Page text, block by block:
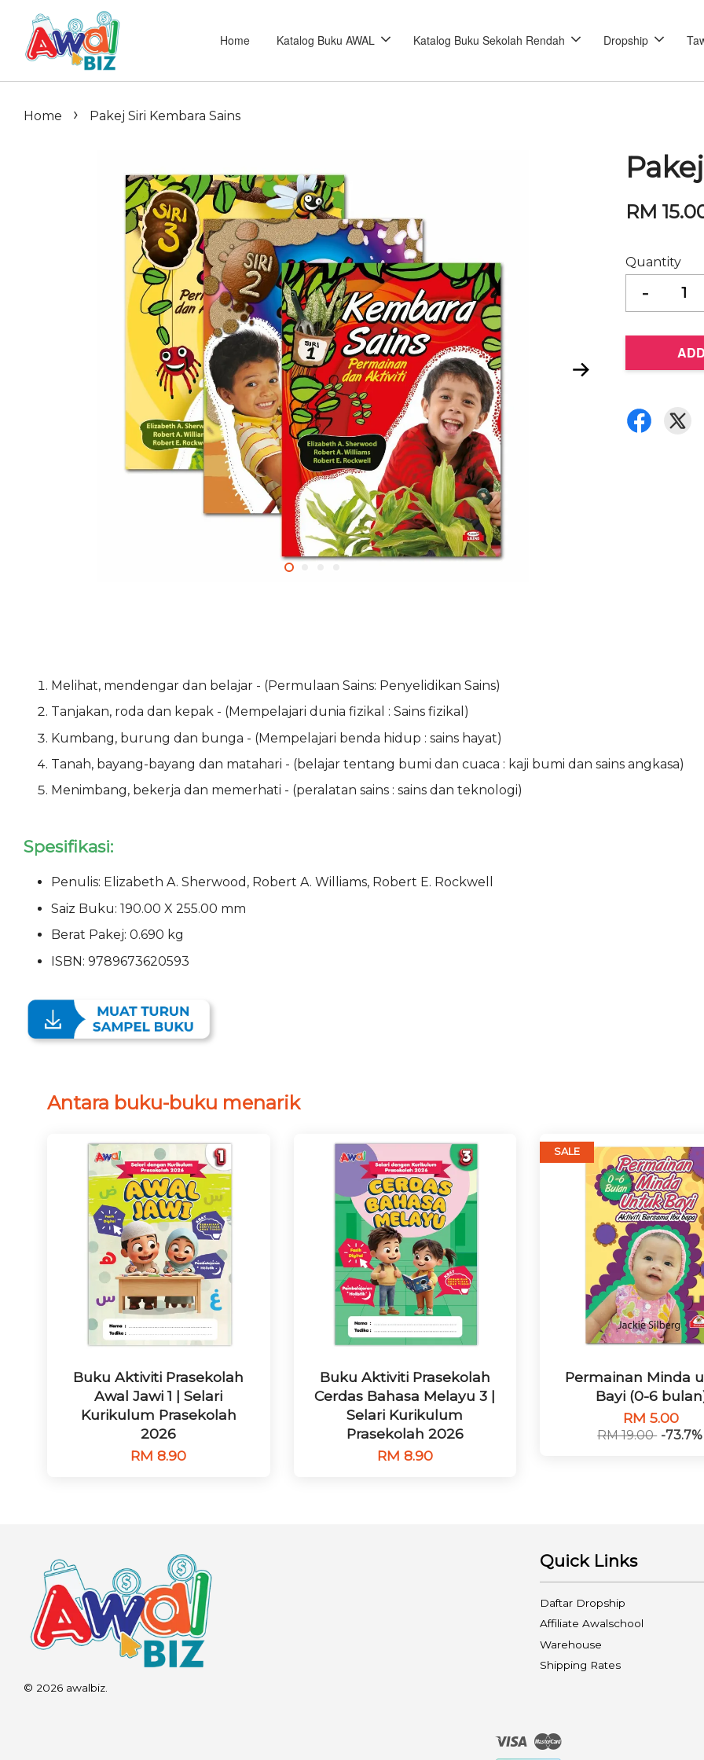
Home Katalog Buku AWAL Katalog Buku Sekolah Rendah Dropship
Home › Pakej Siri Kembara Sains
RM
Quantity
-
Melihat, mendengar dan belajar - (Permulaan Sains: Penyelidikan Sains)
Tanjakan, roda dan kepak - (Mempelajari dunia fizikal : Sains fizikal)
Kumbang, burung dan bunga - (Mempelajari benda hidup : sains hayat)
Tanah, bayang-bayang dan matahari - (belajar tentang bumi dan cuaca : kaji bumi dan sains angkasa)
Menimbang, bekerja dan memerhati - (peralatan sains : sains dan teknologi)
Spesifikasi:
Penulis: Elizabeth A. Sherwood, Robert A. Williams, Robert E. Rockwell
Saiz Buku: 190.00 X 255.00 mm
Berat Pakej: 0.690 kg
ISBN: 9789673620593
Antara buku-buku menarik
Buku Aktiviti Prasekolah
Awal Jawi 1 | Selari
Kurikulum Prasekolah
2026
RM 8.90
Buku Aktiviti Prasekolah
Cerdas Bahasa Melayu 3 |
Selari Kurikulum
Prasekolah 2026
RM 8.90
SALE
Permainan Minda
Bayi (0-6
RM 5.00
RM 19.00 -73.7%
© 2026 awalbiz.
Quick Links
Daftar Dropship
Affiliate Awalschool
Warehouse
Shipping Rates
Visa Master